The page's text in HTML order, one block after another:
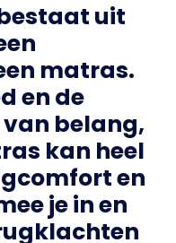
uit
matras.
en de
belang,
kan heel
en
je in en